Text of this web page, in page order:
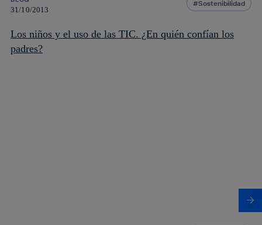
31/10/2013
Sostenibilidad
Los niños y el uso de las TIC. ¿En quién confían los
padres?